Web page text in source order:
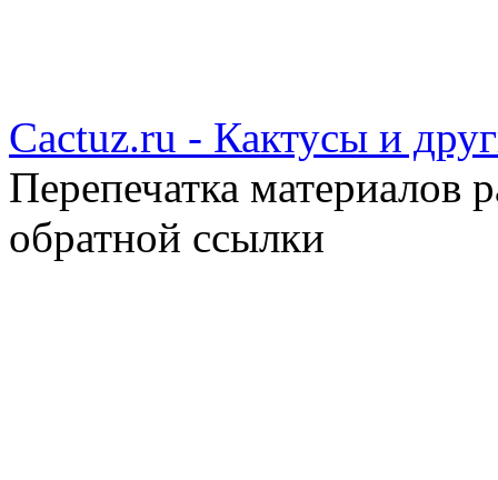
Cactuz.ru - Кактусы и
Перепечатка материалов
обратной ссылки